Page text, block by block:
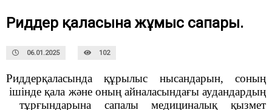
Риддер қаласына жұмыс сапары.
06.01.2025 102
Риддерқаласында құрылыс нысандарын, соның
ішінде қала және оның айналасындағы аудандардың
тұрғындарына
сапалы медициналық
қызмет